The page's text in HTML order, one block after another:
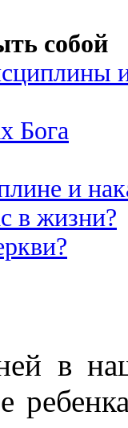
собой
Бога
и
в жизни?
в